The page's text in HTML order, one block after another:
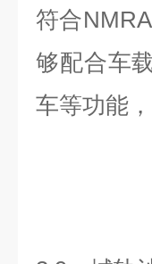
符合
够配合车
车等功能